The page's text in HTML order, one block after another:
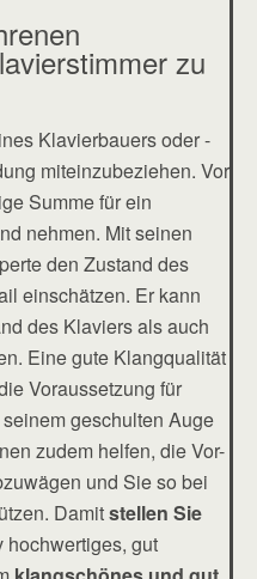
zu
Klavierbauers oder -
miteinzubeziehen. Vor
Summe für ein
nehmen. Mit seinen
den Zustand des
einschätzen. Er kann
des Klaviers als auch
Eine gute Klangqualität
Voraussetzung für
geschulten Auge
zudem helfen, die Vor-
und Sie so bei
Damitstellen Sie
gut